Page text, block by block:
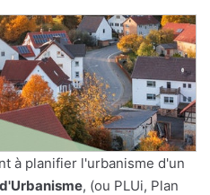
à planifier l'urbanisme d'un
, (ou PLUi, Plan